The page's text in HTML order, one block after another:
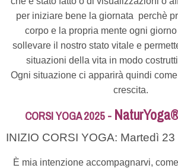
per iniziare bene la giornata perchè
corpo e la propria mente ogni
sollevare il nostro stato vitale e
situazioni della vita in modo
Ogni situazione ci apparirà quindi
crescita.
CORSI YOGA 2025 -
INIZIO CORSI YOGA: Martedì
È mia intenzione accompagnarvi,